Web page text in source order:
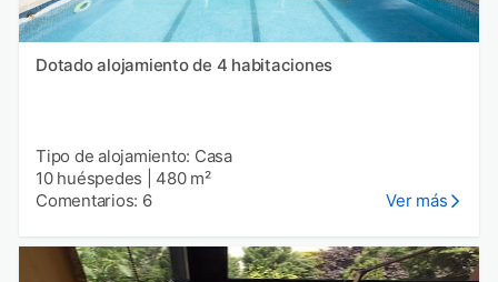
Dotado alojamiento de 4 habitaciones
Tipo de alojamiento: Casa
10 huéspedes
480 m²
Comentarios: 6
Ver más